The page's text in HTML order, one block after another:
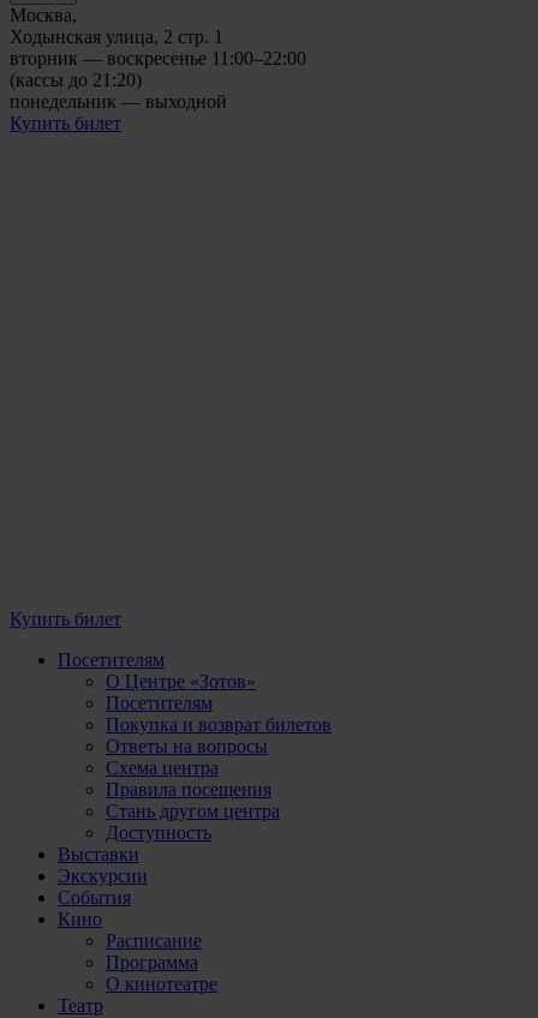
Москва,
Ходынская улица, 2 стр. 1
вторник — воскресенье 11:00–22:00
(кассы до 21:20)
понедельник — выходной
Купить билет
Купить билет
Посетителям
О Центре «Зотов»
Посетителям
Покупка и возврат билетов
Ответы на вопросы
Схема центра
Правила посещения
Стань другом центра
Доступность
Выставки
Экскурсии
События
Кино
Расписание
Программа
О кинотеатре
Театр